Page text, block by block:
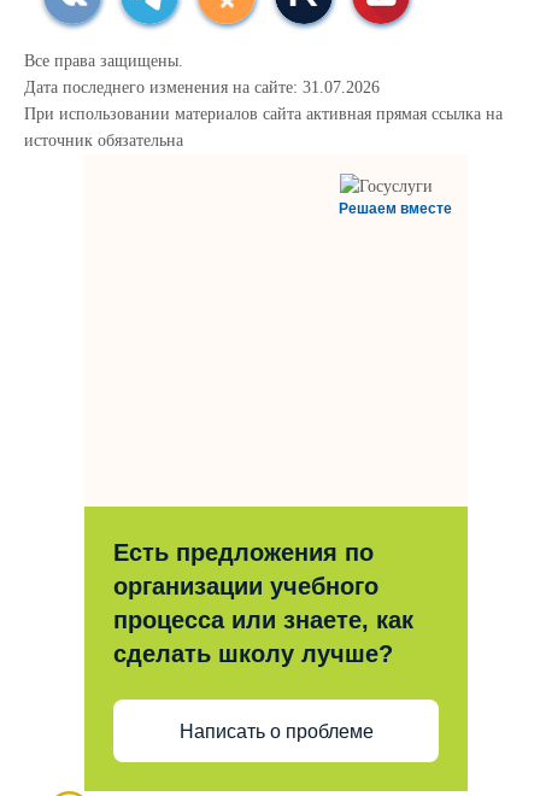
Все права защищены.
Дата последнего изменения на сайте: 31.07.2026
При использовании материалов сайта активная прямая ссылка на
источник обязательна
Решаем вместе
Есть предложения по
организации учебного
процесса или знаете, как
сделать школу лучше?
Написать о проблеме